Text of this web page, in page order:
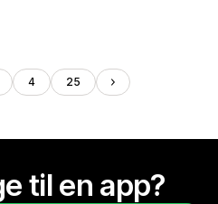
4 25
til en app?